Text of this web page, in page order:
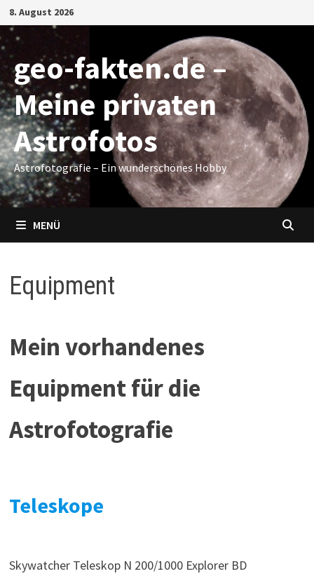
Zum
Inhalt
springen
8. August 2026
geo-fakten.de –
Meine privaten
Astrofotos
Astrofotografie – Ein wunderschönes Hobby
MENÜ
Equipment
Mein vorhandenes
Equipment für die
Astrofotografie
Teleskope
Skywatcher Teleskop N 200/1000 Explorer BD